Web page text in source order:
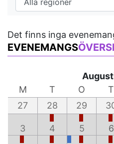
Det finns inga
EVENEMANGS
M
T O T
27
28 29
3 4 5 6